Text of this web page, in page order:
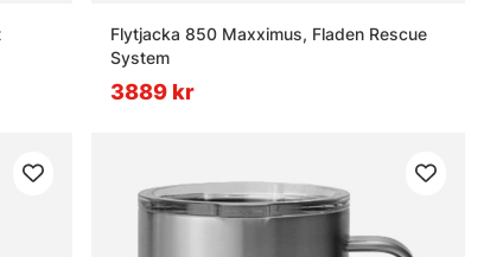
Flytjacka 850 Maxximus, Fladen Rescue
System
3889 kr